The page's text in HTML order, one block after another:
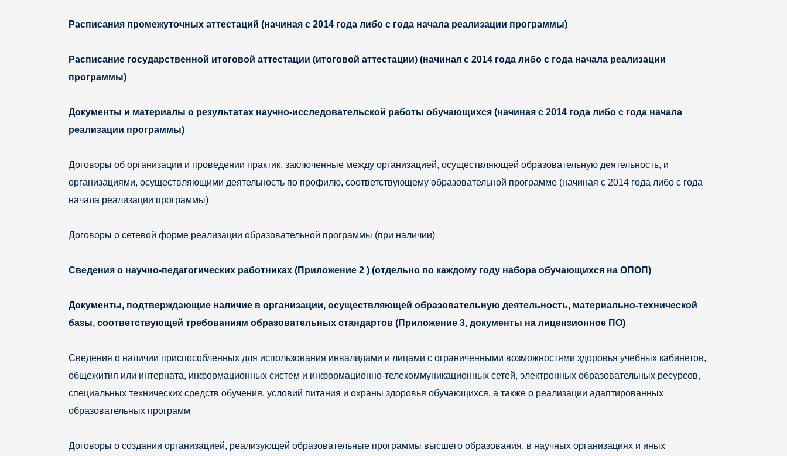
Расписания промежуточных аттестаций (начиная с 2014 года либо с года начала реализации программы)
Расписание государственной итоговой аттестации (итоговой аттестации) (начиная с 2014 года либо с года начала реализации
программы)
Документы и материалы о результатах научно-исследовательской работы обучающихся (начиная с 2014 года либо с года начала
реализации программы)
Договоры об организации и проведении практик, заключенные между организацией, осуществляющей образовательную деятельность, и
организациями, осуществляющими деятельность по профилю, соответствующему образовательной программе (начиная с 2014 года либо с года
начала реализации программы)
Договоры о сетевой форме реализации образовательной программы (при наличии)
Сведения о научно-педагогических работниках (Приложение 2 ) (отдельно по каждому году набора обучающихся на ОПОП)
Документы, подтверждающие наличие в организации, осуществляющей образовательную деятельность, материально-технической
базы, соответствующей требованиям образовательных стандартов (Приложение 3, документы на лицензионное ПО)
Сведения о наличии приспособленных для использования инвалидами и лицами с ограниченными возможностями здоровья учебных кабинетов,
общежития или интерната, информационных систем и информационно-телекоммуникационных сетей, электронных образовательных ресурсов,
специальных технических средств обучения, условий питания и охраны здоровья обучающихся, а также о реализации адаптированных
образовательных программ
Договоры о создании организацией, реализующей образовательные программы высшего образования, в научных организациях и иных